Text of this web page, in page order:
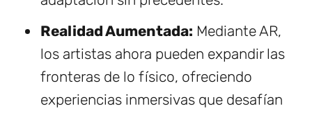
Realidad Aumentada: Mediante AR,
los artistas ahora pueden expandir las
fronteras de lo físico, ofreciendo
experiencias inmersivas que desafían